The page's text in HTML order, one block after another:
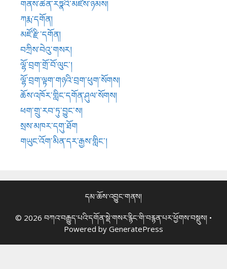
གཡུང་འོག་མིན་དར་རྒྱས་གླིང་།
© 2026 བཀའ་བརྒྱུད་པའི་དགོན་སྡེ་གསར་རྙིང་གི་བརྙན་པར་ཕྱོགས་བསྡུས།
Powered byGeneratePress